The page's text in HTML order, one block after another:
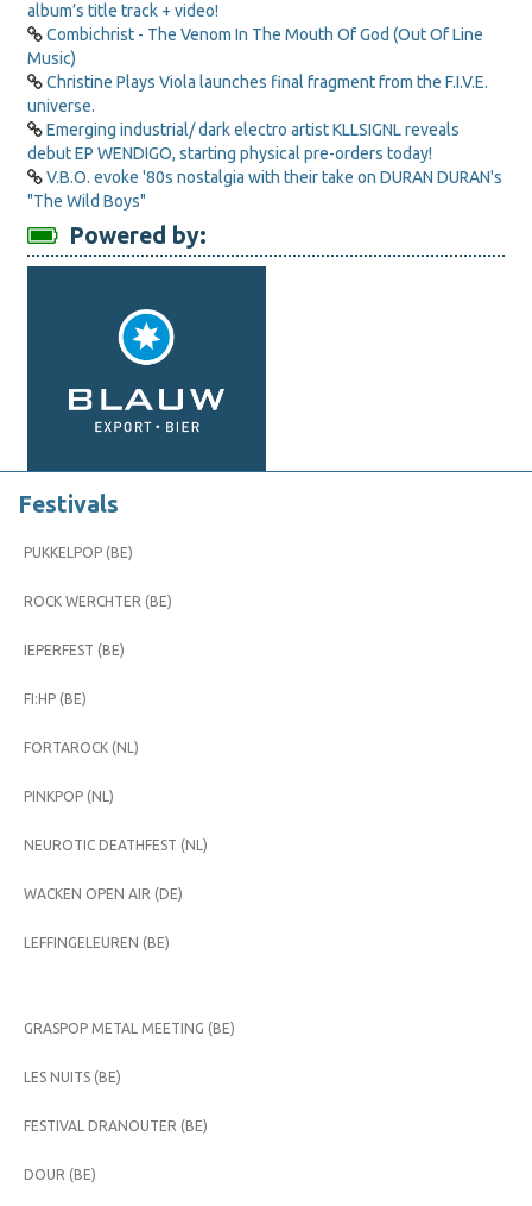
album’s title track + video!
Combichrist - The Venom In The Mouth Of God (Out Of Line
Music)
Christine Plays Viola launches final fragment from the F.I.V.E.
universe.
Emerging industrial/ dark electro artist KLLSIGNL reveals
debut EP WENDIGO, starting physical pre-orders today!
V.B.O. evoke '80s nostalgia with their take on DURAN DURAN's
"The Wild Boys"
Powered by:
Festivals
PUKKELPOP (BE)
ROCK WERCHTER (BE)
IEPERFEST (BE)
FI:HP (BE)
FORTAROCK (NL)
PINKPOP (NL)
NEUROTIC DEATHFEST (NL)
WACKEN OPEN AIR (DE)
LEFFINGELEUREN (BE)
GRASPOP METAL MEETING (BE)
LES NUITS (BE)
FESTIVAL DRANOUTER (BE)
DOUR (BE)